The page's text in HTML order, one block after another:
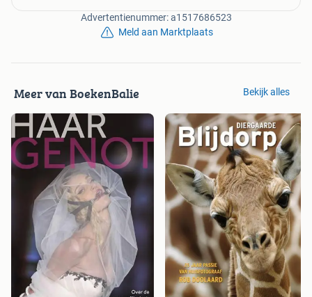
Advertentienummer: a1517686523
Meld aan Marktplaats
Meer van BoekenBalie Bekijk alles